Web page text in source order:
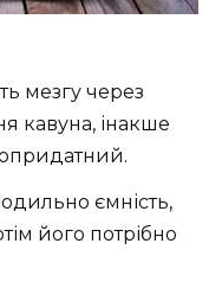
мезгу через
кавуна, інакше
ємність,
його потрібно